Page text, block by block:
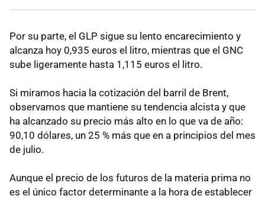
Por su parte, el GLP sigue su lento encarecimiento y
alcanza hoy 0,935 euros el litro, mientras que el GNC
sube ligeramente hasta 1,115 euros el litro.
Si miramos hacia la cotización del barril de Brent,
observamos que mantiene su tendencia alcista y que
ha alcanzado su precio más alto en lo que va de año:
90,10 dólares, un 25 % más que en a principios del mes
de julio.
Aunque el precio de los futuros de la materia prima no
es el único factor determinante a la hora de establecer